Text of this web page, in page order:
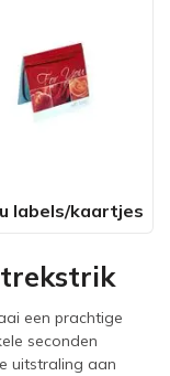
labels/kaartjes
een prachtige
seconden
uitstraling aan